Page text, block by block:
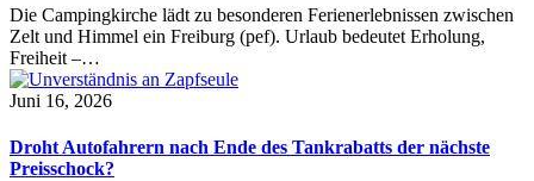
Die Campingkirche lädt zu besonderen Ferienerlebnissen zwischen
Zelt und Himmel ein Freiburg (pef). Urlaub bedeutet Erholung,
Freiheit –…
Juni 16, 2026
Droht Autofahrern nach Ende des Tankrabatts der nächste
Preisschock?